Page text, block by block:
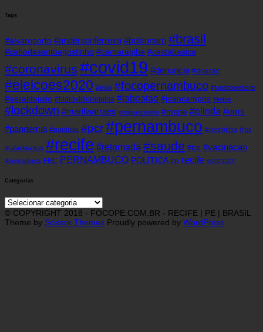
Tags
#alvaroporto #andersonferreira #bolsonaro #brasil
#cabodesantoagostinho #camaragibe #cestabasica
#coronavirus #covid19 #denuncia #doacao
#eleicoes2020 #eua #focopernambuco #fundaoeleitoral
#geraldojulio #hidroxicloroquina #jaboatao #joaocampos #leitos
#lockdown #mariliaarraes #miguelcoelho #mppe #olinda #oms
#pandemia #paulista #pcr#pernambuco #petrolina #pt
#rafaeldantas #recife #retomada #saude #tce #vacinacao
#vereadores FBC PERNAMBUCO POLÍTICA pp recife vereador
Categorias
Categorias
© COPYRIGHT 2018 - FOCOPE.COM.BR - RECIFE | PE | BRASIL
Theme by Scissor Themes Proudly powered by WordPress